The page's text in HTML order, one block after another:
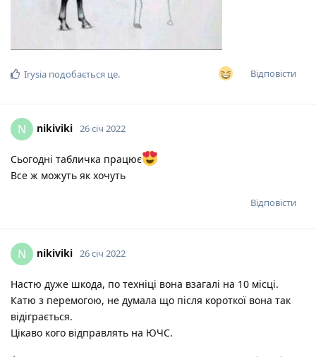
Відповісти
Irysia подобається це.
N nikiviki 26 січ 2022
Сьогодні табличка працює
Все ж можуть як хочуть
Відповісти
N nikiviki 26 січ 2022
Настю дуже шкода, по техніці вона взагалі на 10 місці.
Катю з перемогою, не думала що після короткої вона так
відіграється.
Цікаво кого відправлять на ЮЧС.